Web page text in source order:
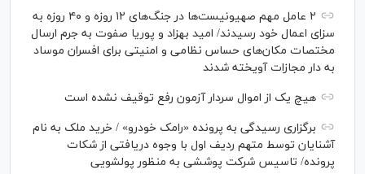
۲ عامل مهم صهیونیست‌ها در جنگ‌های ۱۲ روزه و ۴۰ روزه به
سزای اعمال خود رسیدند/ امید بهزاد و پوریا صفوت به جرم ارسال
مختصات مکان‌های حساس نظامی و امنیتی برای افسران موساد
به دار مجازات آویخته شدند
هیچ یک از اموال سردار آزمون رفع توقیف نشده است
برگزاری رسیدگی به پرونده «رامک خودرو» / خرید ملک به نام
آشنایان توسط متهم ردیف اول با وجوه دریافتی از شکات
پرونده/ تاسیس شرکت پوششی به منظور پولشویی